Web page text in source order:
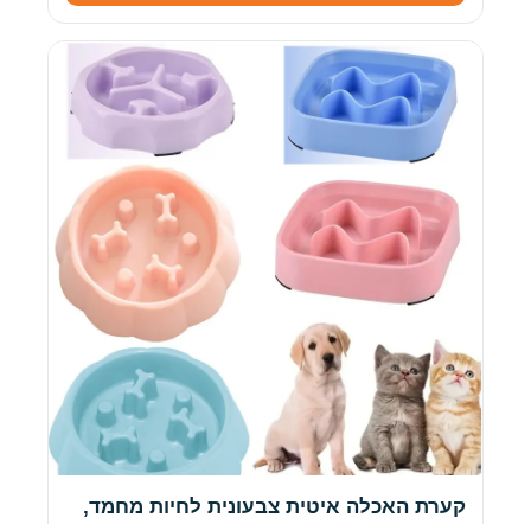
קערת האכלה איטית צבעונית לחיות מחמד,